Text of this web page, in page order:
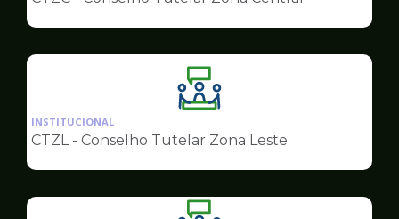
Conselhos
Ilustração
da
pagina
Conselhos
INSTITUCIONAL
CTZL - Conselho Tutelar Zona Leste